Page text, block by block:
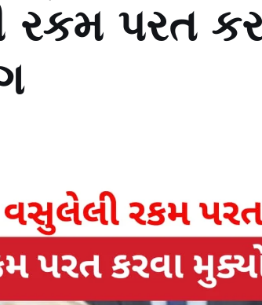
રકમ પરત